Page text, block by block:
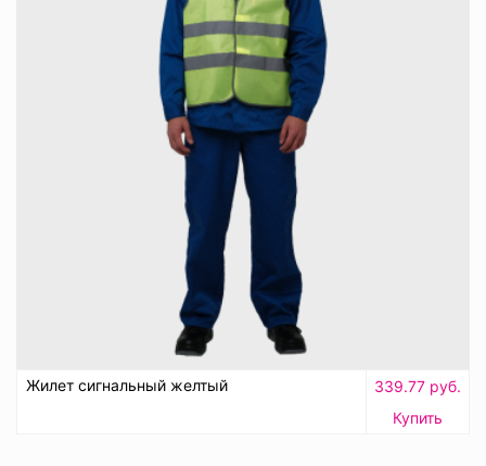
Жилет сигнальный желтый
339.77 руб.
Купить